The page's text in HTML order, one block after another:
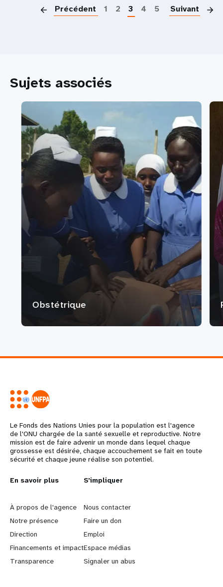
Précédent 1 2 3 4 5 Suivant
Sujets associés
Obstétrique
Le Fonds des Nations Unies pour la population est l'agence
de l'ONU chargée de la santé sexuelle et reproductive. Notre
mission est de faire advenir un monde dans lequel chaque
grossesse est désirée, chaque accouchement se fait en toute
sécurité et chaque jeune réalise son potentiel.
L
e
a
r
n
En savoir plus
À propos de l'agence
Notre présence
Direction
Financements et impact
Transparence
G
o
b
e
y
S'impliquer
Nous contacter
Faire un don
Emploi
Espace médias
Signaler un abus